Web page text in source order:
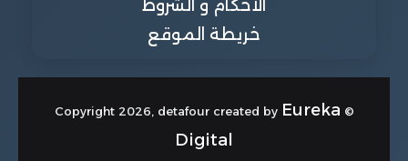
الاحكام و الشروط
خريطة الموقع
© Copyright 2026, detafour created by
Eureka
Digital